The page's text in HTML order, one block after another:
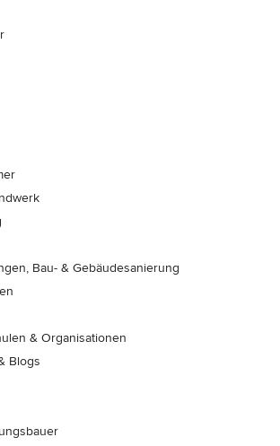
Bau- & Gebäudesanierung
& Organisationen
Blogs